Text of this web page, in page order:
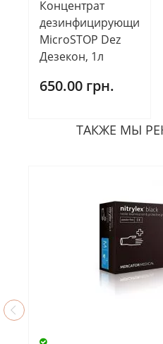
Концентрат
дезинфицирующий
MicroSTOP Dez
Дезекон, 1л
650.00 грн.
ТАКЖЕ МЫ